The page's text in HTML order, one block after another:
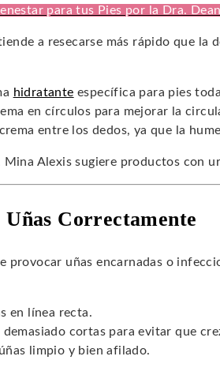
para tus Pies por la Dra.
a resecarse más rápido que
hidratante específica para pies
en círculos para mejorar la
entre los dedos, ya que la
Mina Alexis sugiere productos con
Correctamente
provocar uñas encarnadas o
en línea recta.
demasiado cortas para evitar que
limpio y bien afilado.